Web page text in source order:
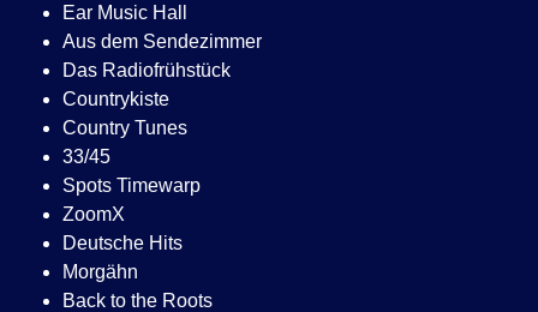
Ear Music Hall
Aus dem Sendezimmer
Das Radiofrühstück
Countrykiste
Country Tunes
33/45
Spots Timewarp
ZoomX
Deutsche Hits
Morgähn
Back to the Roots